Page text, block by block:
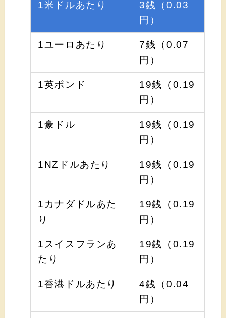
1米ドルあたり
3銭（0.03
円）
1ユーロあたり
7銭（0.07
円）
1英ポンド
19銭（0.19
円）
1豪ドル
19銭（0.19
円）
1NZドルあたり
19銭（0.19
円）
1カナダドルあた
り
19銭（0.19
円）
1スイスフランあ
たり
19銭（0.19
円）
1香港ドルあたり
4銭（0.04
円）